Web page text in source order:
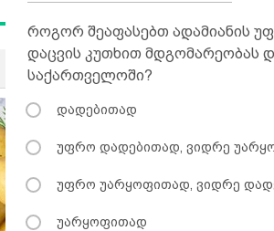
როგორ შეაფასებთ ადამიანის
დაცვის კუთხით მდგომარეობას
საქართველოში?
დადებითად
უფრო დადებითად, ვიდრე
უფრო უარყოფითად, ვიდრე
უარყოფითად